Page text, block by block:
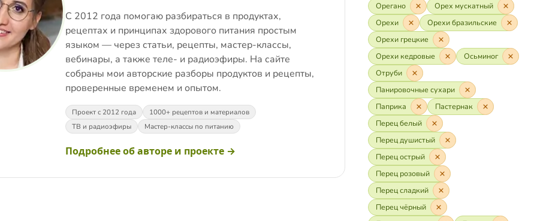
С 2012 года помогаю разбираться в продуктах,
рецептах и принципах здорового питания простым
языком — через статьи, рецепты, мастер-классы,
вебинары, а также теле- и радиоэфиры. На сайте
собраны мои авторские разборы продуктов и рецепты,
проверенные временем и опытом.
Проект с 2012 года
1000+ рецептов и материалов
ТВ и радиоэфиры
Мастер-классы по питанию
Подробнее об авторе и проекте →
Орегано
Орех мускатный
Орехи
Орехи бразильские
Орехи грецкие
Орехи кедровые
Осьминог
Отруби
Панировочные сухари
Паприка
Пастернак
Перец белый
Перец душистый
Перец острый
Перец розовый
Перец сладкий
Перец чёрный